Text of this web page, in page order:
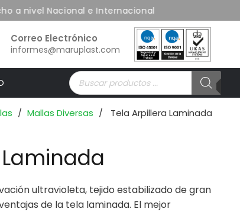
nivel Nacional e Internacional
informes@maruplast.com
Búsqueda
de
productos
/ Mallas Diversas / Tela Arpillera Laminada
ultravioleta, tejido estabilizado de gran
de la tela laminada. El mejor